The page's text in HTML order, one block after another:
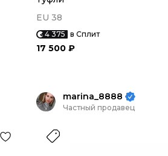
EU 38
4 375 в Сплит
17 500 ₽
marina_8888
Частный продавец